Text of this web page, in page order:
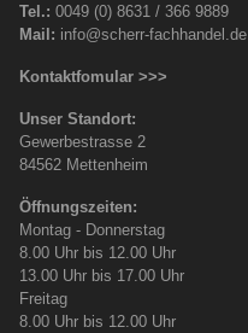
Tel.: 0049 (0) 8631 / 366 9889
Mail: info@scherr-fachhandel.de
Kontaktfomular >>>
Unser Standort:
Gewerbestrasse 2
84562 Mettenheim
Öffnungszeiten:
Montag - Donnerstag
8.00 Uhr bis 12.00 Uhr
13.00 Uhr bis 17.00 Uhr
Freitag
8.00 Uhr bis 12.00 Uhr